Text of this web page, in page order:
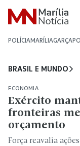
POLÍCIAMARÍLIAGARÇA
BRASIL E MUNDO
ECONOMIA
Exército
fronteiras
orçamento
Força reavalia